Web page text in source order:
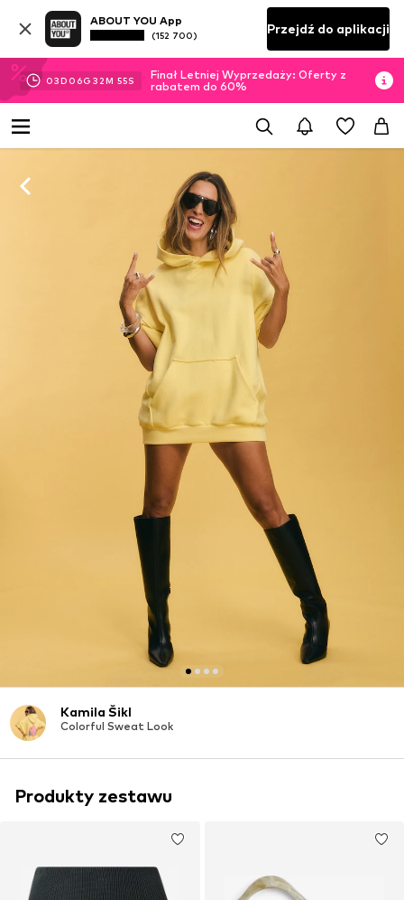
ABOUT YOU App
(152 700) Przejdź do aplikacji
03D 06G 32M 54S
Finał Letniej Wyprzedaży: Oferty z
rabatem do 60%
Kamila Šikl
Colorful Sweat Look
Produkty zestawu